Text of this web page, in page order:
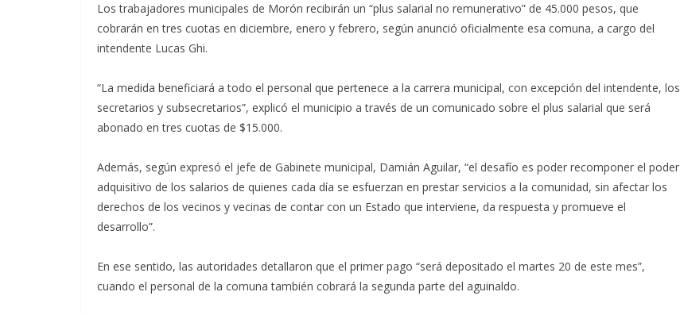
Los trabajadores municipales de Morón recibirán un “plus salarial no remunerativo” de 45.000 pesos, que
cobrarán en tres cuotas en diciembre, enero y febrero, según anunció oficialmente esa comuna, a cargo del
intendente Lucas Ghi.
“La medida beneficiará a todo el personal que pertenece a la carrera municipal, con excepción del intendente, los
secretarios y subsecretarios”, explicó el municipio a través de un comunicado sobre el plus salarial que será
abonado en tres cuotas de $15.000.
Además, según expresó el jefe de Gabinete municipal, Damián Aguilar, “el desafío es poder recomponer el poder
adquisitivo de los salarios de quienes cada día se esfuerzan en prestar servicios a la comunidad, sin afectar los
derechos de los vecinos y vecinas de contar con un Estado que interviene, da respuesta y promueve el
desarrollo”.
En ese sentido, las autoridades detallaron que el primer pago “será depositado el martes 20 de este mes”,
cuando el personal de la comuna también cobrará la segunda parte del aguinaldo.